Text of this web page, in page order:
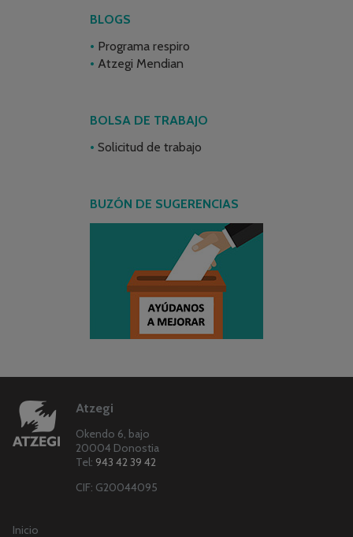
BLOGS
Programa respiro
Atzegi Mendian
BOLSA DE TRABAJO
Solicitud de trabajo
BUZÓN DE SUGERENCIAS
Atzegi
Okendo 6, bajo
20004 Donostia
Tel: 943 42 39 42
CIF: G20044095
Inicio